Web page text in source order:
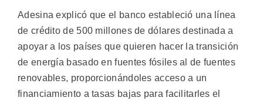
Adesina explicó que el banco estableció una línea
de crédito de 500 millones de dólares destinada a
apoyar a los países que quieren hacer la transición
de energía basado en fuentes fósiles al de fuentes
renovables, proporcionándoles acceso a un
financiamiento a tasas bajas para facilitarles el